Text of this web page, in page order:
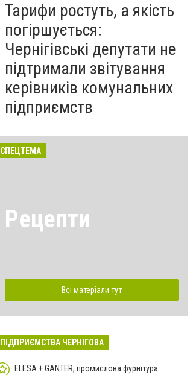
Тарифи ростуть, а якість
погіршується:
Чернігівські депутати не
підтримали звітування
керівників комунальних
підприємств
СПЕЦТЕМА
Рецепти
Всі матеріали тут
ПІДПРИЄМСТВА ЧЕРНІГОВА
ELESA + GANTER, промислова фурнітура